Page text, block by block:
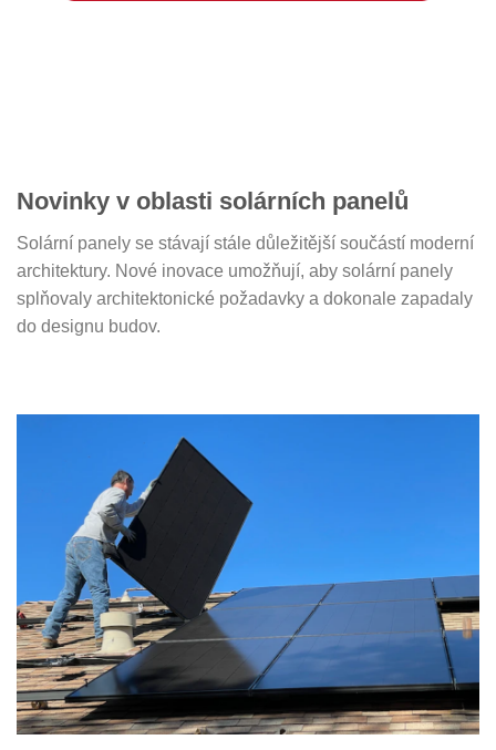
Novinky v oblasti solárních panelů
Solární panely se stávají stále důležitější součástí moderní
architektury. Nové inovace umožňují, aby solární panely
splňovaly architektonické požadavky a dokonale zapadaly
do designu budov.